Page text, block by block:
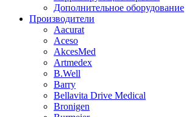
Дополнительное оборудование
Производители
Aacurat
Aceso
AkcesMed
Artmedex
B.Well
Barry
Bellavita Drive Medical
Bronigen